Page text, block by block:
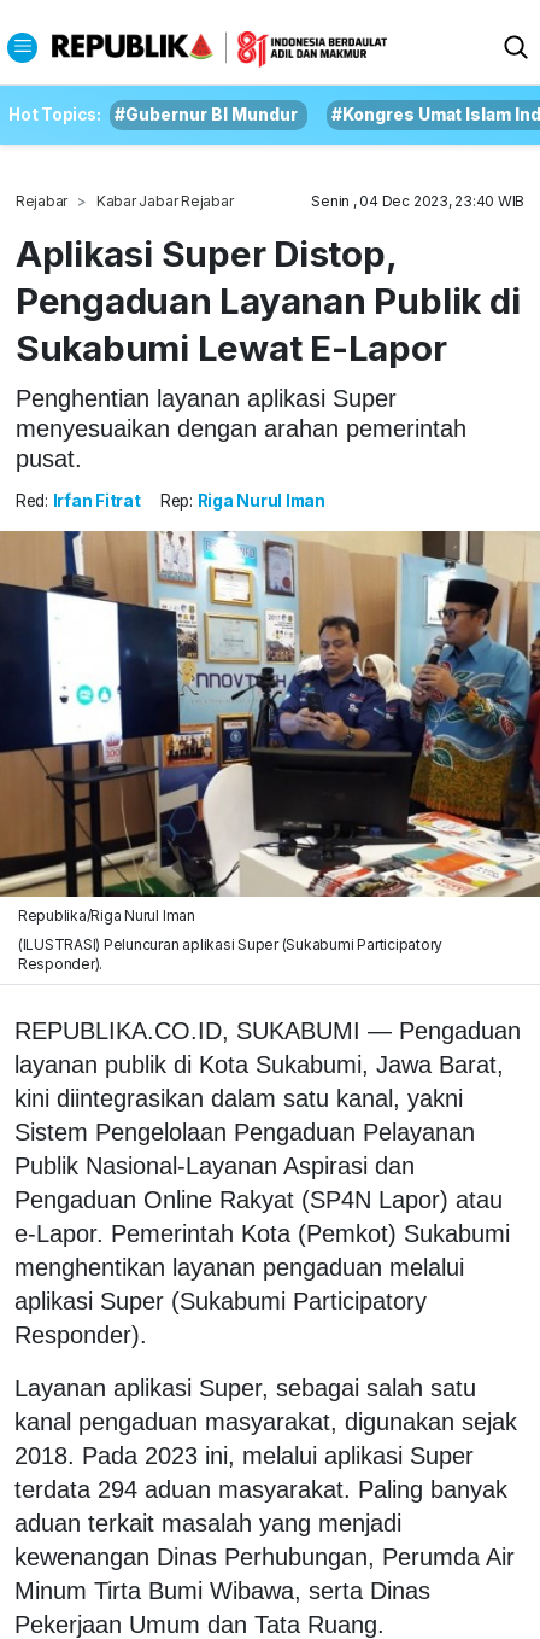
Hot Topics: #Gubernur BI Mundur #Kongres Umat Islam
Rejabar Kabar Jabar Rejabar Senin , 04 Dec 2023, 23:40 WIB
Aplikasi Super Distop,
Pengaduan Layanan Publik di
Sukabumi Lewat E-Lapor
Penghentian layanan aplikasi Super
menyesuaikan dengan arahan pemerintah
pusat.
Red: Irfan Fitrat Rep: Riga Nurul Iman
Republika/Riga Nurul Iman
(ILUSTRASI) Peluncuran aplikasi Super (Sukabumi Participatory
Responder).
REPUBLIKA.CO.ID, SUKABUMI — Pengaduan
layanan publik di Kota Sukabumi, Jawa Barat,
kini diintegrasikan dalam satu kanal, yakni
Sistem Pengelolaan Pengaduan Pelayanan
Publik Nasional-Layanan Aspirasi dan
Pengaduan Online Rakyat (SP4N Lapor) atau
e-Lapor. Pemerintah Kota (Pemkot) Sukabumi
menghentikan layanan pengaduan melalui
aplikasi Super (Sukabumi Participatory
Responder).
Layanan aplikasi Super, sebagai salah satu
kanal pengaduan masyarakat, digunakan sejak
2018. Pada 2023 ini, melalui aplikasi Super
terdata 294 aduan masyarakat. Paling banyak
aduan terkait masalah yang menjadi
kewenangan Dinas Perhubungan, Perumda Air
Minum Tirta Bumi Wibawa, serta Dinas
Pekerjaan Umum dan Tata Ruang.